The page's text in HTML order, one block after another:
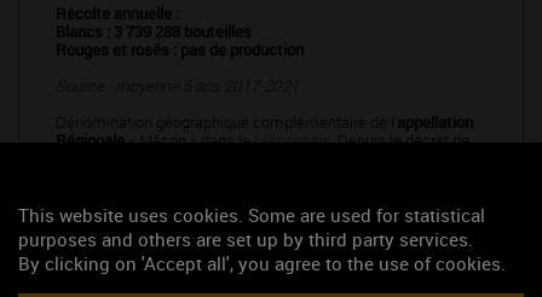
Récolte annuelle :
Blancs : 3 739 288 bouteilles
Rouges et rosés : pas de production
Dénomination géographique complémentaire de l’ appellation
Régionale« Mâcon » dans leMâconnais. Depuis le décret de
Scisséet, pour une partie, deCruzille.
This website uses cookies. Some are used for statistical
purposes and others are set up by third party services.
By clicking on 'Accept all', you agree to the use of cookies.